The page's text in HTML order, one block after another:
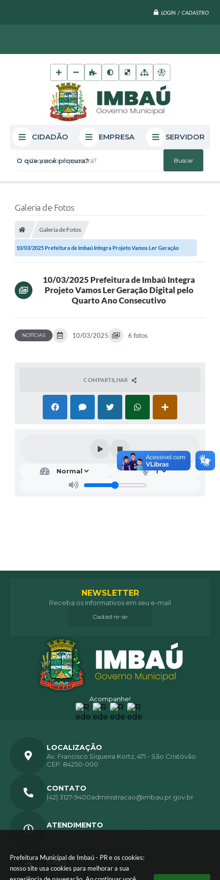
Prefeitura Municipal de Imbaú - PR e os cookies:
nosso site usa cookies para melhorar a sua
LOGIN / CADASTRO
O que você procura?
CIDADÃO EMPRESA SERVIDOR
Galeria de Fotos
Galeria de Fotos
10/03/2025 Prefeitura de Imbaú Integra Projeto Vamos Ler Geração
10/03/2025 Prefeitura de Imbaú Integra
Projeto Vamos Ler Geração Digital pelo
Quarto Ano Consecutivo
NOTÍCIAS 10/03/2025 6 fotos
COMPARTILHAR
Acompanhe!
NEWSLETTER
Receba os informativos em seu e-mail
Cadastre-se
LOCALIZAÇÃO
Av. Francisco Siqueira Kortz, 471 - São Cristóvão
CEP: 84250-000
CONTATO
(42) 3127-9400administracao@imbau.pr.gov.br
ATENDIMENTO
CNPJ
01.613.770/0001-72